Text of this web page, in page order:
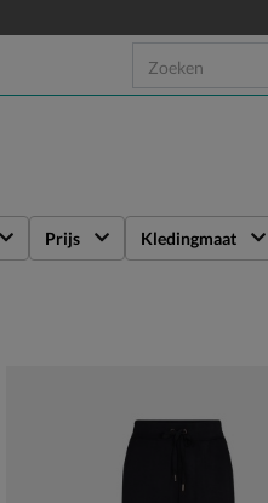
Prijs Kledingmaat